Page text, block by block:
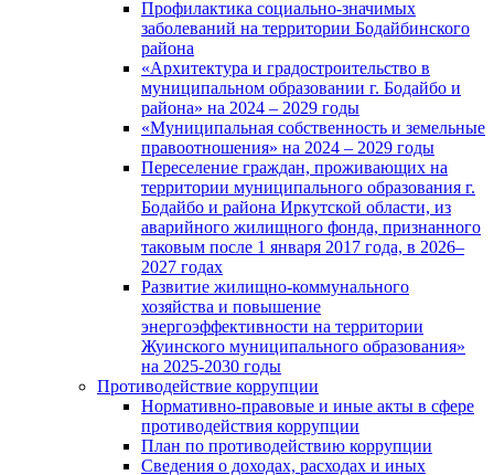
Профилактика социально-значимых
заболеваний на территории Бодайбинского
района
«Архитектура и градостроительство в
муниципальном образовании г. Бодайбо и
района» на 2024 – 2029 годы
«Муниципальная собственность и земельные
правоотношения» на 2024 – 2029 годы
Переселение граждан, проживающих на
территории муниципального образования г.
Бодайбо и района Иркутской области, из
аварийного жилищного фонда, признанного
таковым после 1 января 2017 года, в 2026–
2027 годах
Развитие жилищно-коммунального
хозяйства и повышение
энергоэффективности на территории
Жуинского муниципального образования»
на 2025-2030 годы
Противодействие коррупции
Нормативно-правовые и иные акты в сфере
противодействия коррупции
План по противодействию коррупции
Сведения о доходах, расходах и иных